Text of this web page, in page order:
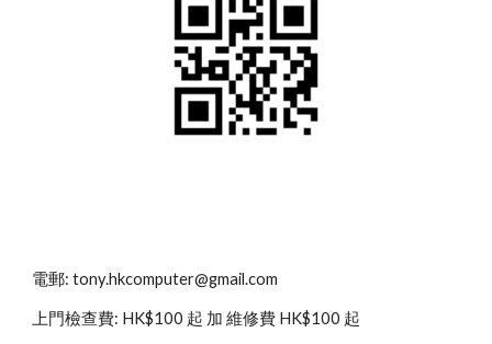
電郵: tony.hkcomputer@gmail.com
上門檢查費: HK$100 起 加 維修費 HK$100 起